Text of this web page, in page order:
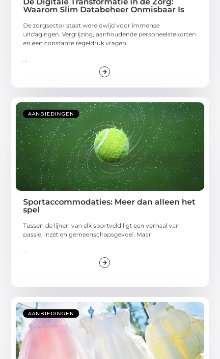
De Digitale Transformatie in de Zorg:
Waarom Slim Databeheer Onmisbaar Is
De zorgsector staat wereldwijd voor immense
uitdagingen. Vergrijzing, aanhoudende personeelstekorten
en een constante regeldruk vragen
AANBIEDINGEN
Sportaccommodaties: Meer dan alleen het
spel
Tussen de lijnen van elk sportveld ligt een verhaal van
passie, inzet en gemeenschapsgevoel. Maar
...
AANBIEDINGEN